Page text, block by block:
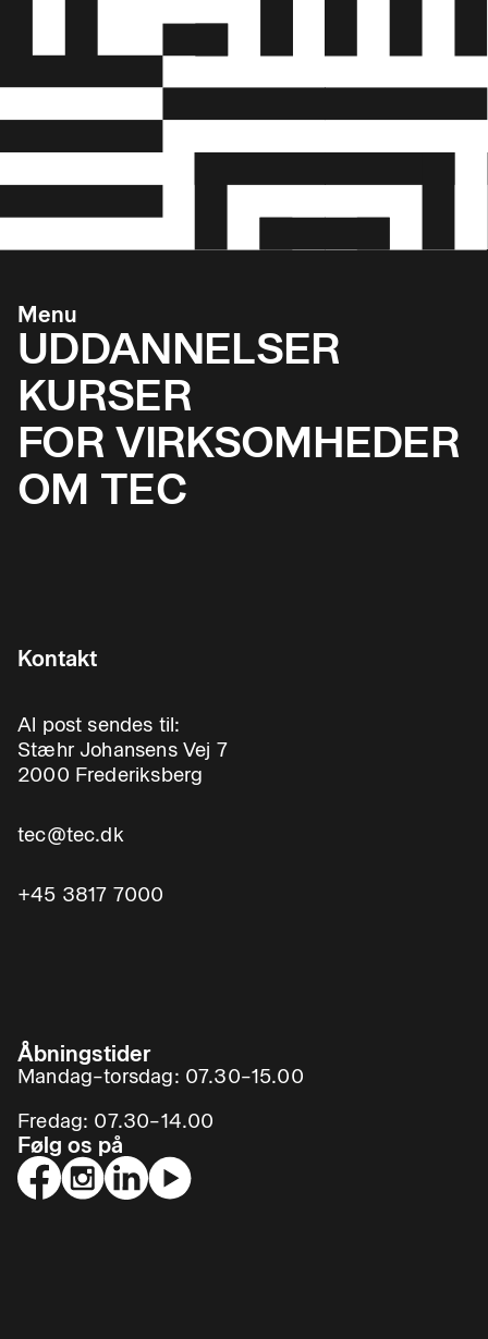
Menu
UDDANNELSER
KURSER
FOR VIRKSOMHEDER
OM TEC
Kontakt
Al post sendes til:
Stæhr Johansens Vej 7
2000 Frederiksberg
tec@tec.dk
+45 3817 7000
Åbningstider
Mandag–torsdag: 07.30–15.00
Fredag: 07.30–14.00
Følg os på